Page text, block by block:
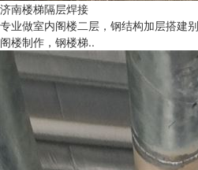
济南楼梯隔层焊接
专业做室内阁楼二层，钢结构加层搭建
阁楼制作，钢楼梯..